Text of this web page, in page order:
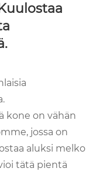
kone on vähän
jossa on
aluksi melko
tätä pientä